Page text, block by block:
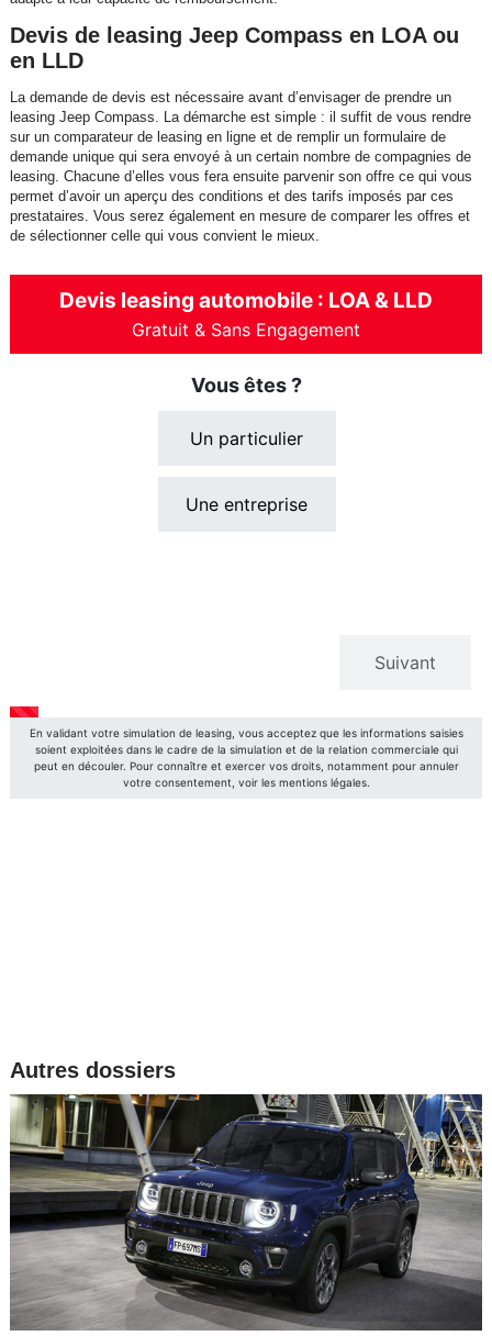
Devis de leasing Jeep Compass en LOA ou
en LLD
La demande de devis est nécessaire avant d’envisager de prendre un
leasing Jeep Compass. La démarche est simple : il suffit de vous rendre
sur un comparateur de leasing en ligne et de remplir un formulaire de
demande unique qui sera envoyé à un certain nombre de compagnies de
leasing. Chacune d’elles vous fera ensuite parvenir son offre ce qui vous
permet d’avoir un aperçu des conditions et des tarifs imposés par ces
prestataires. Vous serez également en mesure de comparer les offres et
de sélectionner celle qui vous convient le mieux.
Autres dossiers